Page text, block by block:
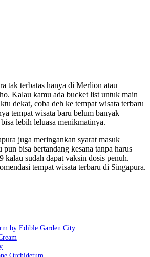
tak terbatas hanya di Merlion atau
Kalau kamu ada bucket list untuk main
dekat, coba deh ke tempat wisata terbaru
tempat wisata baru belum banyak
lebih leluasa menikmatinya.
juga meringankan syarat masuk
bisa bertandang kesana tanpa harus
kalau sudah dapat vaksin dosis penuh.
tempat wisata terbaru di Singapura.
by Edible Garden City